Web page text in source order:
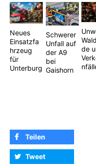
Neues
Einsatzfa
hrzeug
für
Unterburg
Schwerer
Unfall auf
der A9
bei
Gaishorn
de
Teilen
Tweet